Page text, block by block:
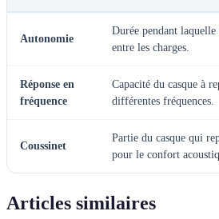
Autonomie
Durée pendant
entre les charges.
Réponse en
fréquence
Capacité du casque à
différentes fréquences.
Coussinet
Partie du casque qui
pour le confort
Articles similaires